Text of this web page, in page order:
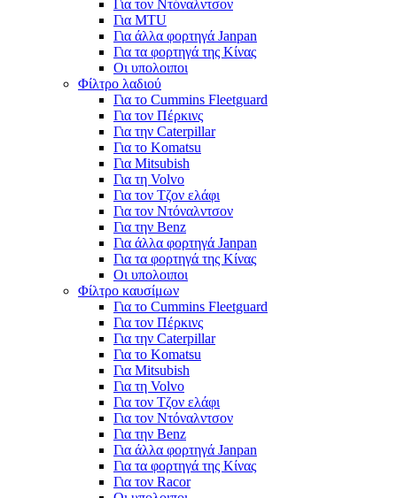
Για τον Ντόναλντσον
Για MTU
Για άλλα φορτηγά Janpan
Για τα φορτηγά της Κίνας
Οι υπολοιποι
Φίλτρο λαδιού
Για το Cummins Fleetguard
Για τον Πέρκινς
Για την Caterpillar
Για το Komatsu
Για Mitsubish
Για τη Volvo
Για τον Τζον ελάφι
Για τον Ντόναλντσον
Για την Benz
Για άλλα φορτηγά Janpan
Για τα φορτηγά της Κίνας
Οι υπολοιποι
Φίλτρο καυσίμων
Για το Cummins Fleetguard
Για τον Πέρκινς
Για την Caterpillar
Για το Komatsu
Για Mitsubish
Για τη Volvo
Για τον Τζον ελάφι
Για τον Ντόναλντσον
Για την Benz
Για άλλα φορτηγά Janpan
Για τα φορτηγά της Κίνας
Για τον Racor